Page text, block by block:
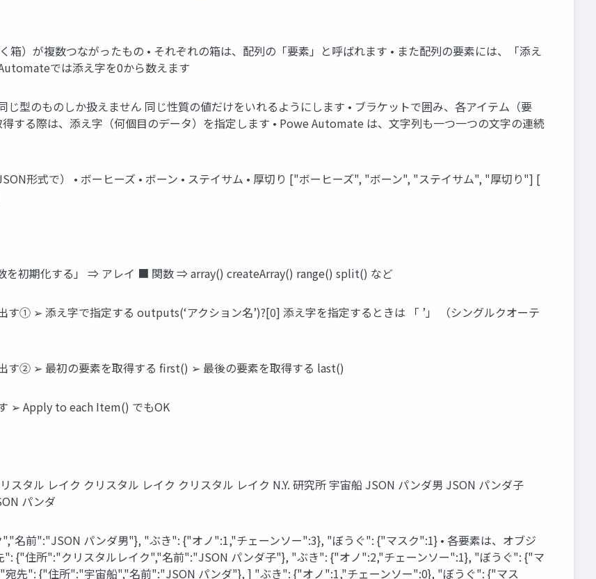
）が複数つながったもの • それぞれの箱は、配列の「要素」と呼ばれます • また配列の要素には、「添え
では添え字を0から数えます
型のものしか扱えません 同じ性質の値だけをいれるようにします • ブラケットで囲み、各アイテム（要
する際は、添え字（何個目のデータ）を指定します • Powe Automate は、文字列も一つ一つの文字の連続
形式で） • ボーヒーズ • ボーン • ステイサム • 厚切り ["ボーヒーズ", "ボーン", "ステイサム", "厚切り"] [
を初期化する」 ⇒ アレイ ■ 関数 ⇒ array() createArray() range() split() など
① ➢ 添え字で指定する outputs(‘アクション名’)?[0] 添え字を指定するときは 「 ’」 （シングルクオーテ
す② ➢ 最初の要素を取得する first() ➢ 最後の要素を取得する last()
➢ Apply to each Item() でもOK
タル レイク クリスタル レイク クリスタル レイク N.Y. 研究所 宇宙船 JSON パンダ男 JSON パンダ子
パンダ
名前":"JSON パンダ男"}, "ぶき": {"オノ":1,"チェーンソー":3}, "ぼうぐ": {"マスク":1} • 各要素は、オブジ
": {"住所":"クリスタルレイク","名前":"JSON パンダ子"}, "ぶき": {"オノ":2,"チェーンソー":1}, "ぼうぐ": {"マ
先": {"住所":"宇宙船","名前":"JSON パンダ"}, ] "ぶき": {"オノ":1,"チェーンソー":0}, "ぼうぐ": {"マス